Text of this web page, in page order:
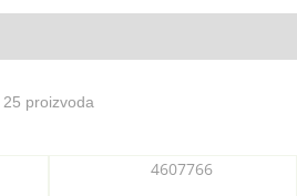
25 proizvoda
4607766